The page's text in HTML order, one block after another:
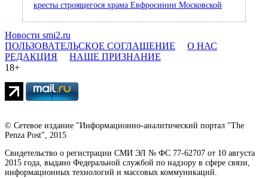
кресты строящегося храма Евфросинии Московской
Новости smi2.ru
ПОЛЬЗОВАТЕЛЬСКОЕ СОГЛАШЕНИЕ
О НАС
РЕДАКЦИЯ
НАШЕ ПРИЗНАНИЕ
18+
© Сетевое издание "Информационно-аналитический портал "The
Penza Post", 2015
Свидетельство о регистрации СМИ ЭЛ № ФС 77-62707 от 10 августа
2015 года, выдано Федеральной службой по надзору в сфере связи,
информационных технологий и массовых коммуникаций.